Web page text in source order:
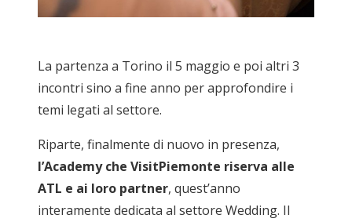
La partenza a Torino il 5 maggio e poi altri 3
incontri sino a fine anno per approfondire i
temi legati al settore.
Riparte, finalmente di nuovo in presenza,
l’Academy che VisitPiemonte riserva alle
ATL e ai loro partner, quest’anno
interamente dedicata al settore Wedding. Il